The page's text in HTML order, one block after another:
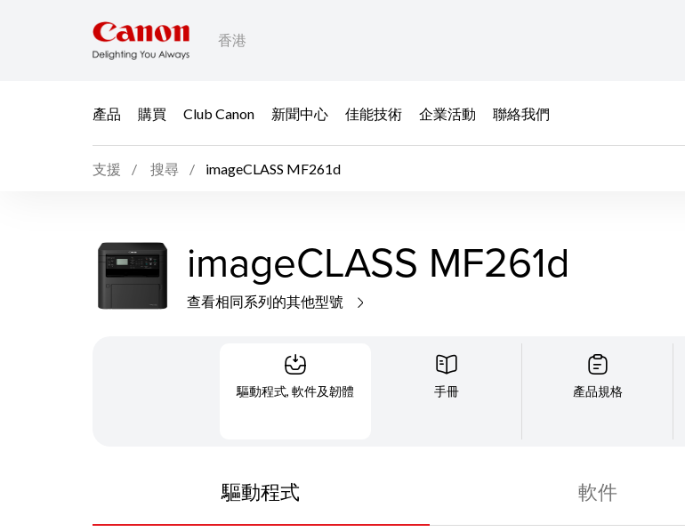
香港
產品 購買 Club Canon 新聞中心 佳能技術 企業活動 聯絡我們
支援 搜尋 imageCLASS MF261d
imageCLASS MF261d
查看相同系列的其他型號
驅動程式, 軟件及韌體 手冊 產品規格
驅動程式 軟件